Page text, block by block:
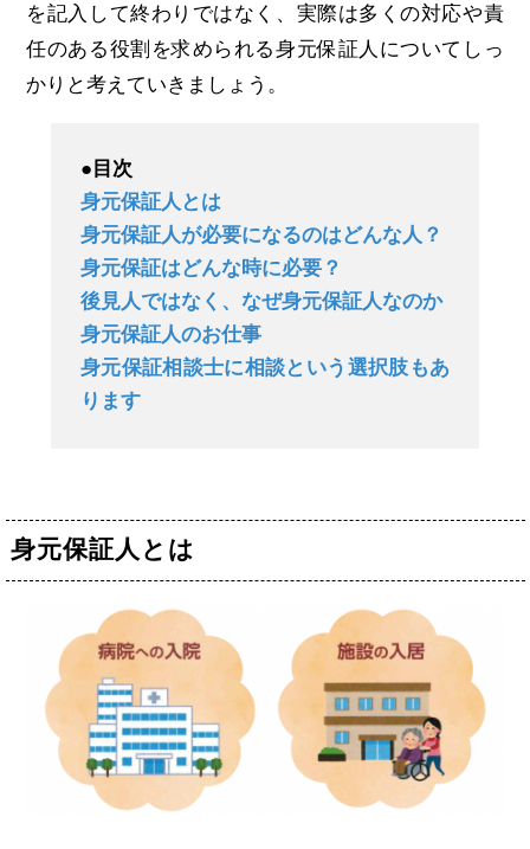
を記入して終わりではなく、実際は多くの対応や責
任のある役割を求められる身元保証人についてしっ
かりと考えていきましょう。
●目次
身元保証人とは
身元保証人が必要になるのはどんな人？
身元保証はどんな時に必要？
後見人ではなく、なぜ身元保証人なのか
身元保証人のお仕事
身元保証相談士に相談という選択肢もあ
ります
身元保証人とは